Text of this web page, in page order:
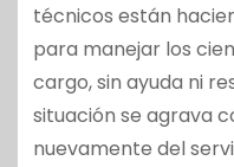
técnicos están
para manejar los
cargo, sin ayuda ni
situación se agrava
nuevamente del